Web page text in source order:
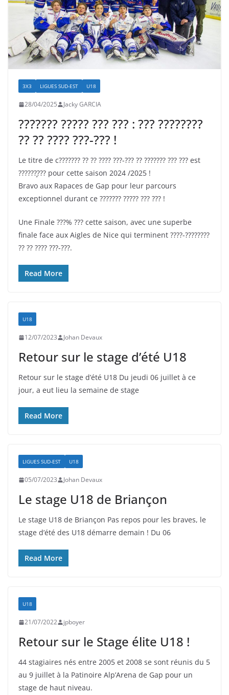
3X3 LIGUES SUD-EST U18
28/04/2025 Jacky GARCIA
??????? ????? ??? ??? : ??? ????????
?? ?? ???? ???-??? !
Le titre de c??????? ?? ?? ???? ???-??? ?? ??????? ??? ??? est
??????̧??? pour cette saison 2024 /2025 !
Bravo aux Rapaces de Gap pour leur parcours
exceptionnel durant ce ??????? ????? ??? ??? !
Une Finale ???% ??? cette saison, avec une superbe
finale face aux Aigles de Nice qui terminent ????-????????
?? ?? ???? ???-???.
Read More
U18
12/07/2023 Johan Devaux
Retour sur le stage d’été U18
Retour sur le stage d’été U18 Du jeudi 06 juillet à ce
jour, a eut lieu la semaine de stage
Read More
LIGUES SUD-EST U18
05/07/2023 Johan Devaux
Le stage U18 de Briançon
Le stage U18 de Briançon Pas repos pour les braves, le
stage d’été des U18 démarre demain ! Du 06
Read More
U18
21/07/2022 jpboyer
Retour sur le Stage élite U18 !
44 stagiaires nés entre 2005 et 2008 se sont réunis du 5
au 9 juillet à la Patinoire Alp’Arena de Gap pour un
stage de haut niveau.